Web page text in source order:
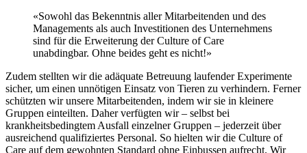
«Sowohl das Bekenntnis aller Mitarbeitenden und des
Managements als auch Investitionen des Unternehmens
sind für die Erweiterung der Culture of Care
unabdingbar. Ohne beides geht es nicht!»
Zudem stellten wir die adäquate Betreuung laufender Experimente
sicher, um einen unnötigen Einsatz von Tieren zu verhindern. Ferner
schützten wir unsere Mitarbeitenden, indem wir sie in kleinere
Gruppen einteilten. Daher verfügten wir – selbst bei
krankheitsbedingtem Ausfall einzelner Gruppen – jederzeit über
ausreichend qualifiziertes Personal. So hielten wir die Culture of
Care auf dem gewohnten Standard ohne Einbussen aufrecht. Wir